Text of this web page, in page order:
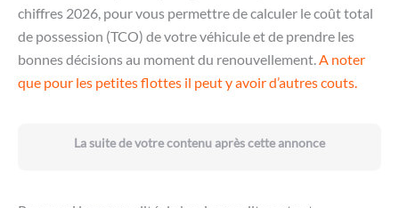
chiffres 2026, pour vous permettre de calculer le coût total
de possession (TCO) de votre véhicule et de prendre les
bonnes décisions au moment du renouvellement.A noter
que pour les petites flottes il peut y avoir d’autres couts.
La suite de votre contenu après cette annonce